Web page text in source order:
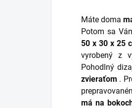
Máte doma
Potom sa
50 x 30 x 25
vyrobený z
Pohodlný
zvieraťom .
má na